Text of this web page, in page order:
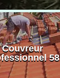
Couvreur
58